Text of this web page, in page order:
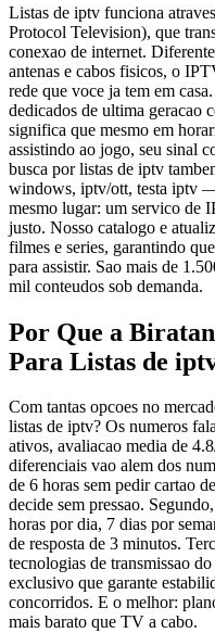
Listas de iptv funciona
Protocol Television), que
conexao de internet.
antenas e cabos fisicos, o
rede que voce ja tem em
dedicados de ultima geracao
significa que mesmo em
assistindo ao jogo, seu sinal
busca por listas de iptv
windows, iptv/ott, testa iptv —
mesmo lugar: um servico de
justo. Nosso catalogo e
filmes e series, garantindo
para assistir. Sao mais de
mil conteudos sob demanda.
Por Que a
Para Listas de
Com tantas opcoes no
listas de iptv? Os numeros
ativos, avaliacao media de
diferenciais vao alem dos
de 6 horas sem pedir cartao
decide sem pressao.
horas por dia, 7 dias por
de resposta de 3 minutos.
tecnologias de transmissao
exclusivo que garante
concorridos. E o melhor:
mais barato que TV a cabo.